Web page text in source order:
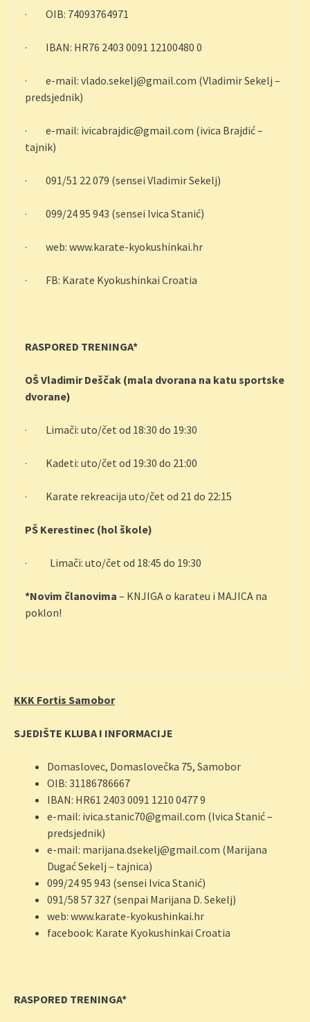
· OIB: 74093764971
· IBAN: HR76 2403 0091 12100480 0
· e-mail: vlado.sekelj@gmail.com (Vladimir Sekelj –
predsjednik)
· e-mail: ivicabrajdic@gmail.com (ivica Brajdić –
tajnik)
· 091/51 22 079 (sensei Vladimir Sekelj)
· 099/24 95 943 (sensei Ivica Stanić)
· web: www.karate-kyokushinkai.hr
· FB: Karate Kyokushinkai Croatia
RASPORED TRENINGA*
OŠ Vladimir Deščak (mala dvorana na katu sportske
dvorane)
· Limači: uto/čet od 18:30 do 19:30
· Kadeti: uto/čet od 19:30 do 21:00
· Karate rekreacija uto/čet od 21 do 22:15
PŠ Kerestinec (hol škole)
· Limači: uto/čet od 18:45 do 19:30
*Novim članovima – KNJIGA o karateu i MAJICA na
poklon!
KKK Fortis Samobor
SJEDIŠTE KLUBA I INFORMACIJE
Domaslovec, Domaslovečka 75, Samobor
OIB: 31186786667
IBAN: HR61 2403 0091 1210 0477 9
e-mail: ivica.stanic70@gmail.com (Ivica Stanić –
predsjednik)
e-mail: marijana.dsekelj@gmail.com (Marijana
Dugać Sekelj – tajnica)
099/24 95 943 (sensei Ivica Stanić)
091/58 57 327 (senpai Marijana D. Sekelj)
web: www.karate-kyokushinkai.hr
facebook: Karate Kyokushinkai Croatia
RASPORED TRENINGA*